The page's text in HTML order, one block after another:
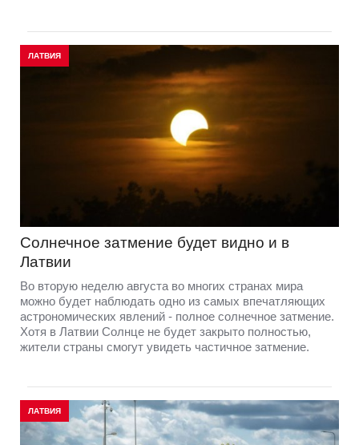
ЛАТВИЯ
Солнечное затмение будет видно и в
Латвии
Во вторую неделю августа во многих странах мира
можно будет наблюдать одно из самых впечатляющих
астрономических явлений - полное солнечное затмение.
Хотя в Латвии Солнце не будет закрыто полностью,
жители страны смогут увидеть частичное затмение.
ЛАТВИЯ